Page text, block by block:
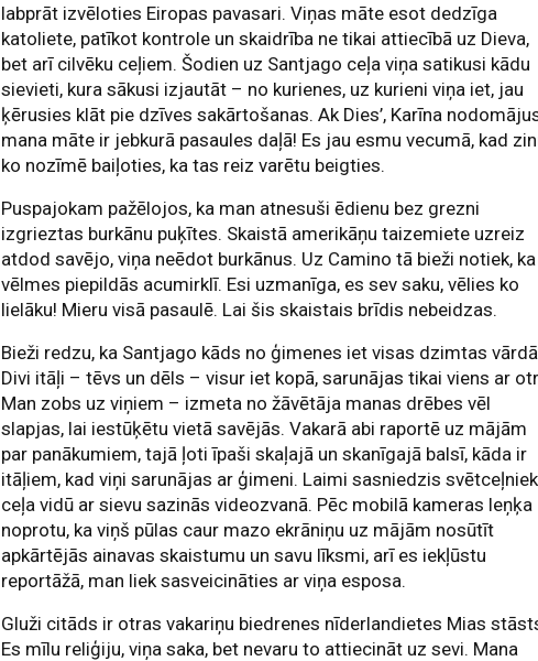
labprāt izvēloties Eiropas pavasari. Viņas māte esot dedzīga
katoliete, patīkot kontrole un skaidrība ne tikai attiecībā uz Dieva,
bet arī cilvēku ceļiem. Šodien uz Santjago ceļa viņa satikusi kādu
sievieti, kura sākusi izjautāt – no kurienes, uz kurieni viņa iet, jau
ķērusies klāt pie dzīves sakārtošanas. Ak Dies’, Karīna
mana māte ir jebkurā pasaules daļā! Es jau esmu vecumā, kad
ko nozīmē baiļoties, ka tas reiz varētu beigties.
Puspajokam pažēlojos, ka man atnesuši ēdienu bez grezni
izgrieztas burkānu puķītes. Skaistā amerikāņu taizemiete uzreiz
atdod savējo, viņa neēdot burkānus. Uz Camino tā bieži notiek, ka
vēlmes piepildās acumirklī. Esi uzmanīga, es sev saku, vēlies ko
lielāku! Mieru visā pasaulē. Lai šis skaistais brīdis nebeidzas.
Bieži redzu, ka Santjago kāds no ģimenes iet visas dzimtas
Divi itāļi – tēvs un dēls – visur iet kopā, sarunājas tikai viens ar
Man zobs uz viņiem – izmeta no žāvētāja manas drēbes vēl
slapjas, lai iestūķētu vietā savējās. Vakarā abi raportē uz mājām
par panākumiem, tajā ļoti īpaši skaļajā un skanīgajā balsī, kāda ir
itāļiem, kad viņi sarunājas ar ģimeni. Laimi sasniedzis
ceļa vidū ar sievu sazinās videozvanā. Pēc mobilā kameras leņķa
noprotu, ka viņš pūlas caur mazo ekrāniņu uz mājām nosūtīt
apkārtējās ainavas skaistumu un savu līksmi, arī es iekļūstu
reportāžā, man liek sasveicināties ar viņa esposa.
Gluži citāds ir otras vakariņu biedrenes nīderlandietes Mias
Es mīlu reliģiju, viņa saka, bet nevaru to attiecināt uz sevi. Mana